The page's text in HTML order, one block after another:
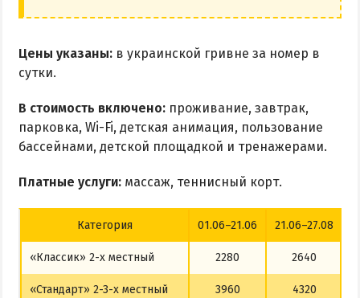
Цены указаны: в украинской гривне за номер в
сутки.
В стоимость включено: проживание, завтрак,
парковка, Wi-Fi, детская анимация, пользование
бассейнами, детской площадкой и тренажерами.
Платные услуги: массаж, теннисный корт.
Категория 01.06–21.06 21.06–27.08
«Классик» 2-х местный 2280 2640
«Стандарт» 2-3-х местный 3960 4320